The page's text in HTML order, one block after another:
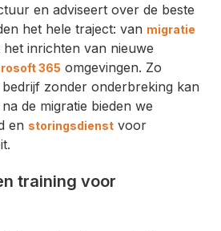
en adviseert over de beste
het hele traject: van migratie
het inrichten van nieuwe
365 omgevingen. Zo
zonder onderbreking kan
de migratie bieden we
en storingsdienst voor
training voor